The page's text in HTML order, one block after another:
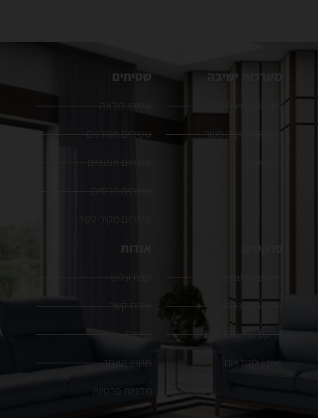
מערכות ישיבה
מערכות ישיבה מבד
מערכות ישיבה מעור
כורסאות
שטיחים
שטיחי לולאה
שטיחים מודרנים
שטיחים אפגניים
שטיחים פרסיים
שטיחים מקיר לקיר
פרקטים
פרקט עץ טבעי
פרקט למינציה
פרקט נגד מים SPC
pvc | לינולאום
אודות
קצת עלינו
יצירת קשר
נגישות
תקנון האתר
מדניות פרטיות